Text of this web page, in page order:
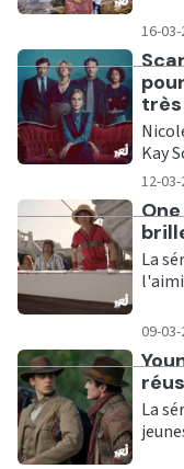
16-
Kay
12-
La
09-
La